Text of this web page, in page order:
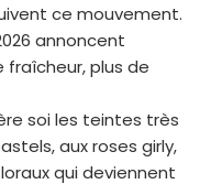
ce mouvement.
annoncent
fraîcheur, plus de
soi les teintes très
aux roses girly,
qui deviennent